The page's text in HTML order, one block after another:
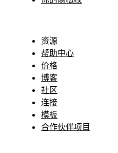
资源
帮助中心
价格
博客
社区
连接
模板
合作伙伴项目